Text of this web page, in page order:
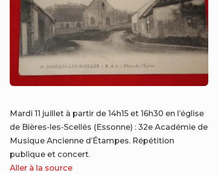
Mardi 11 juillet à partir de 14h15 et 16h30 en l’église
de Bières-les-Scellés (Essonne) : 32e Académie de
Musique Ancienne d’Étampes. Répétition
publique et concert.
Aller à la source